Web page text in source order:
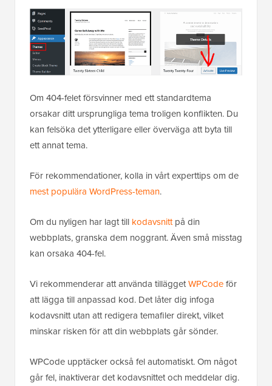
Om 404-felet försvinner med ett standardtema
orsakar ditt ursprungliga tema troligen konflikten. Du
kan felsöka det ytterligare eller överväga att byta till
ett annat tema.
För rekommendationer, kolla in vårt experttips om de
mest populära WordPress-teman.
Om du nyligen har lagt till kodavsnittpå din
webbplats, granska dem noggrant. Även små misstag
kan orsaka 404-fel.
Vi rekommenderar att använda tilläggetWPCodeför
att lägga till anpassad kod. Det låter dig infoga
kodavsnitt utan att redigera temafiler direkt, vilket
minskar risken för att din webbplats går sönder.
WPCode upptäcker också fel automatiskt. Om något
går fel, inaktiverar det kodavsnittet och meddelar dig.